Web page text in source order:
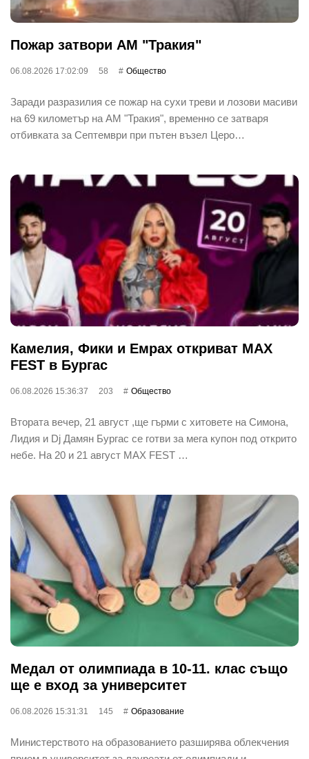
Пожар затвори АМ "Тракия"
06.08.2026 17:02:09 58 Общество
Заради разразилия се пожар на сухи треви и лозови масиви
на 69 километър на АМ "Тракия", временно се затваря
отбивката за Септември при пътен възел Церо…
Камелия, Фики и Емрах откриват MAX
FEST в Бургас
06.08.2026 15:36:37 203 Общество
Втората вечер, 21 август ,ще гърми с хитовете на Симона,
Лидия и Dj Дамян Бургас се готви за мега купон под открито
небе. На 20 и 21 август MAX FEST …
Медал от олимпиада в 10-11. клас също
ще е вход за университет
06.08.2026 15:31:31 145 Oбразование
Министерството на образованието разширява облекчения